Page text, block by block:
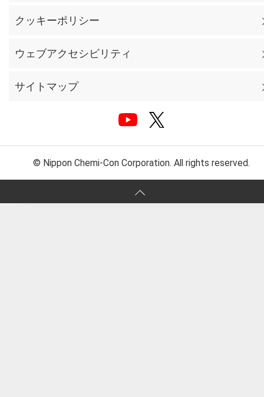
クッキーポリシー
ウェブアクセシビリティ
サイトマップ
© Nippon Chemi-Con Corporation. All rights reserved.